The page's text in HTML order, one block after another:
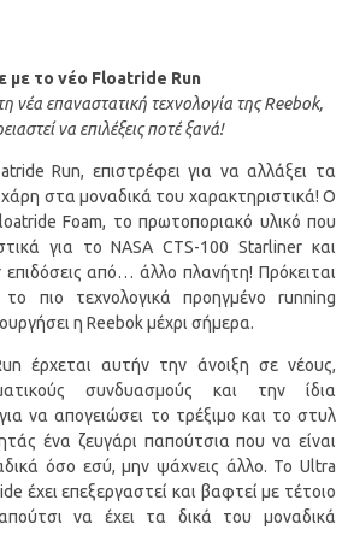
με τo νέο Floatride Run
νέα επαναστατική τεχνολογία της Reebok,
να επιλέξεις ποτέ ξανά!
Run, επιστρέφει για να αλλάξει τα
στα μοναδικά του χαρακτηριστικά! Ο
Foam, το πρωτοποριακό υλικό που
για το NASA CTS-100 Starliner και
από… άλλο πλανήτη! Πρόκειται
πιο τεχνολογικά προηγμένο running
η Reebok μέχρι σήμερα.
έρχεται αυτήν την άνοιξη σε νέους,
συνδυασμούς και την ίδια
να απογειώσει το τρέξιμο και το στυλ
ένα ζευγάρι παπούτσια που να είναι
όσο εσύ, μην ψάχνεις άλλο. Το Ultra
έχει επεξεργαστεί και βαφτεί με τέτοιο
να έχει τα δικά του μοναδικά